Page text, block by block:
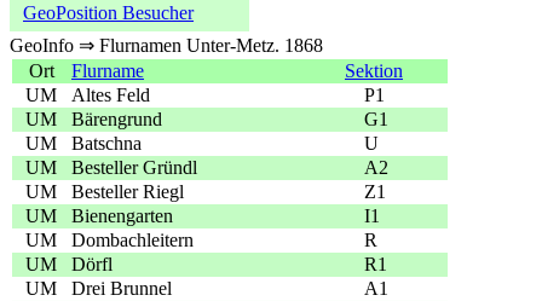
GeoPosition Besucher
GeoInfo ⇒ Flurnamen Unter-Metz. 1868
Ort
Flurname
Sektion
UM
Altes Feld
P1
UM
Bärengrund
G1
UM
Batschna
U
UM
Besteller Gründl
A2
UM
Besteller Riegl
Z1
UM
Bienengarten
I1
UM
Dombachleitern
R
UM
Dörfl
R1
UM
Drei Brunnel
A1